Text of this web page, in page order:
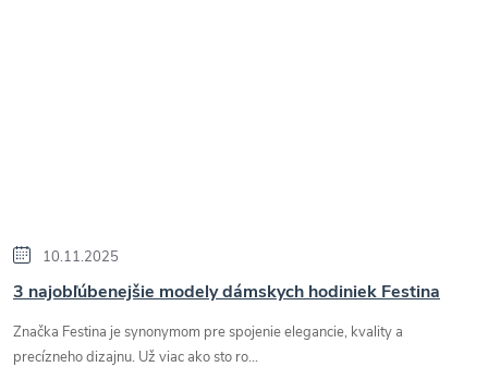
10.11.2025
3 najobľúbenejšie modely dámskych hodiniek Festina
Značka Festina je synonymom pre spojenie elegancie, kvality a
precízneho dizajnu. Už viac ako sto ro...